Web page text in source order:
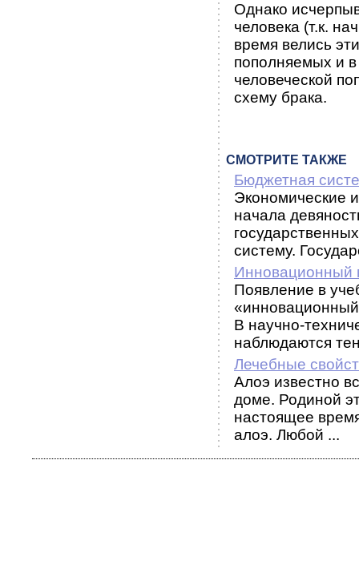
Однако
человека (т.к.
время велись
пополняемых и
человеческой
схему брака.
СМОТРИТЕ ТАКЖЕ
Бюджетная
Экономические
начала
систему.
Инновационный
Появление в
В научно-
наблюдаются
Лечебные
Алоэ известно
доме. Родиной
настоящее
алоэ. Любой ...